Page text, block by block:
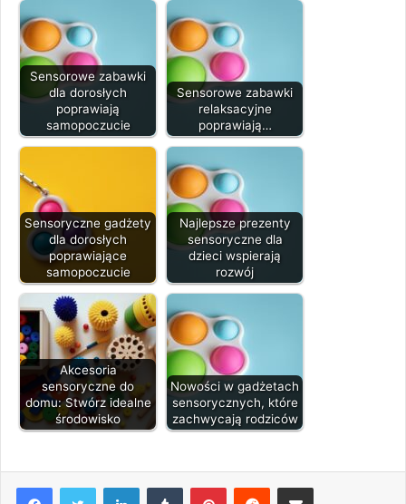
Sensorowe zabawki
dla dorosłych
poprawiają
samopoczucie
Sensorowe zabawki
relaksacyjne
poprawiają…
Sensoryczne gadżety
dla dorosłych
poprawiające
samopoczucie
Najlepsze prezenty
sensoryczne dla
dzieci wspierają
rozwój
Akcesoria
sensoryczne do
domu: Stwórz idealne
środowisko
Nowości w gadżetach
sensorycznych, które
zachwycają rodziców
LinkedInTumblr PinterestReddit Share via Email